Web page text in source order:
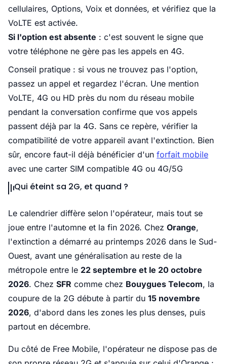
cellulaires, Options, Voix et données, et vérifiez que la
VoLTE est activée.
Si l'option est absente : c'est souvent le signe que
votre téléphone ne gère pas les appels en 4G.
Conseil pratique : si vous ne trouvez pas l'option,
passez un appel et regardez l'écran. Une mention
VoLTE, 4G ou HD près du nom du réseau mobile
pendant la conversation confirme que vos appels
passent déjà par la 4G. Sans ce repère, vérifier la
compatibilité de votre appareil avant l'extinction. Bien
sûr, encore faut-il déjà bénéficier d'un forfait mobile
avec une carter SIM compatible 4G ou 4G/5G
Qui éteint sa 2G, et quand ?
Le calendrier diffère selon l'opérateur, mais tout se
joue entre l'automne et la fin 2026. Chez Orange,
l'extinction a démarré au printemps 2026 dans le Sud-
Ouest, avant une généralisation au reste de la
métropole entre le 22 septembre et le 20 octobre
2026. Chez SFR comme chez Bouygues Telecom, la
coupure de la 2G débute à partir du 15 novembre
2026, d'abord dans les zones les plus denses, puis
partout en décembre.
Du côté de Free Mobile, l'opérateur ne dispose pas de